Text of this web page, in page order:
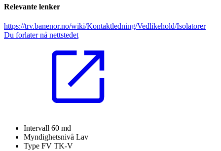
Relevante lenker
https://trv.banenor.no/wiki/Kontaktledning/Vedlikehold/Isolatorer
Du forlater nå nettstedet
Intervall 60 md
Myndighetsnivå Lav
Type FV TK-V